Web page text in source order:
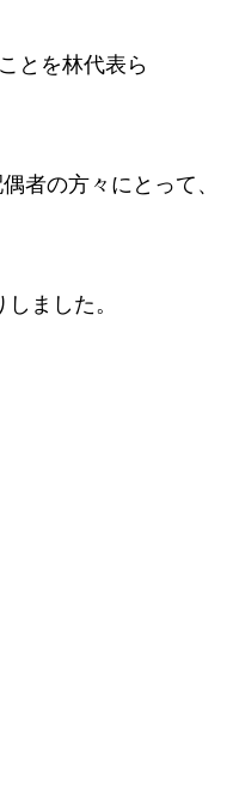
とを林代表ら
者の方々にとって、
ました。